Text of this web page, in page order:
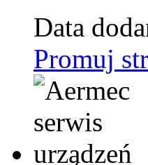
Data
Promuj